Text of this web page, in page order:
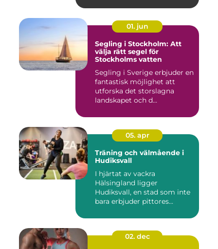
01. jun
Segling i Stockholm: Att
välja rätt segel för
Stockholms vatten
Segling i Sverige erbjuder en
fantastisk möjlighet att
utforska det storslagna
landskapet och d...
05. apr
Träning och välmående i
Hudiksvall
I hjärtat av vackra
Hälsingland ligger
Hudiksvall, en stad som inte
bara erbjuder pittores...
02. dec